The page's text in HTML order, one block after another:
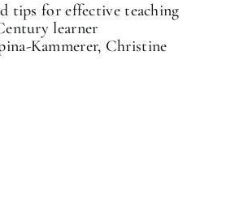
tips for effective teaching
learner
Kammerer, Christine